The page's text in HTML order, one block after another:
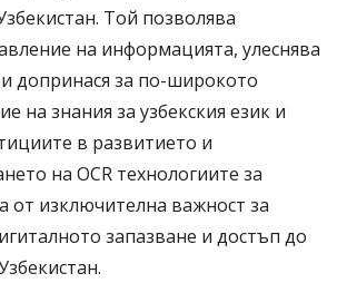
Той позволява
на информацията, улеснява
допринася за по-широкото
на знания за узбекския език и
в развитието и
на OCR технологиите за
от изключителна важност за
запазване и достъп до